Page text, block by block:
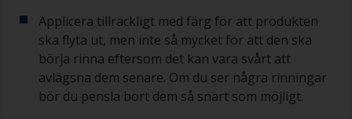
Applicera tillräckligt med färg för att produkten
ska flyta ut, men inte så mycket för att den ska
börja rinna eftersom det kan vara svårt att
avlägsna dem senare. Om du ser några rinningar
bör du pensla bort dem så snart som möjligt.